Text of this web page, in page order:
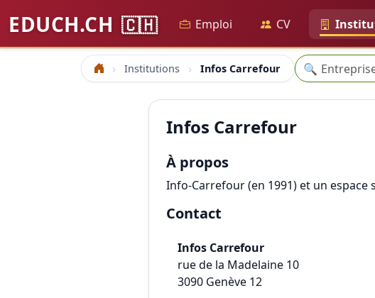
EDUCH.CH 🇨🇭 Emploi CV
Accueil Institutions Infos Carrefour Recherche
🔍
Infos Carrefour
À propos
Info-Carrefour (en 1991) et un
Contact
Infos Carrefour
rue de la Madelaine 10
3090 Genève 12